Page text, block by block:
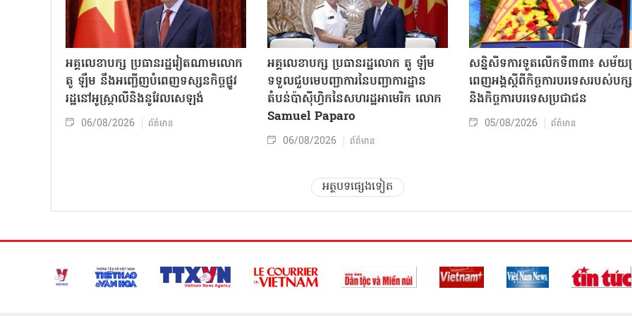
អគ្គលេខាបក្ស ប្រធានរដ្ឋវៀតណាមលោក
តូ ឡឹម នឹងអញ្ជើញបំពេញទស្សនកិច្ចផ្លូវ
រដ្ឋនៅអូស្ត្រាលីនិងនូវែលសេឡង់
06/08/2026 ព័ត៌មាន
អគ្គលេខាបក្ស ប្រធានរដ្ឋលោក តូ ឡឹម
ទទួលជួបមេបញ្ជាការនៃបញ្ជាការដ្ឋាន
តំបន់ប៉ាស៊ីហ្វិកនៃសហរដ្ឋអាមេរិក លោក
Samuel Paparo
06/08/2026 ព័ត៌មាន
សន្និសីទការទូតលើកទី៣៣៖ សម័យ
ពេញអង្គស្តីពីកិច្ច​ការបរទេសរបស់​បក្ស
និងកិច្ច​ការបរទេសប្រជាជន
05/08/2026 ព័ត៌មាន
អត្ថបទផ្សេងទៀត